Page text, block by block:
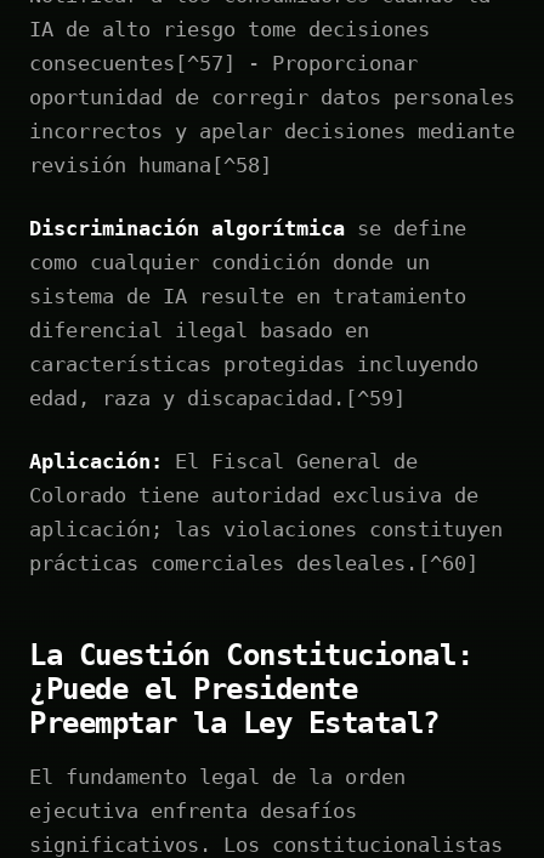
IA de alto riesgo tome decisiones
consecuentes[^57] - Proporcionar
oportunidad de corregir datos personales
incorrectos y apelar decisiones mediante
revisión humana[^58]
Discriminación algorítmica se define
como cualquier condición donde un
sistema de IA resulte en tratamiento
diferencial ilegal basado en
características protegidas incluyendo
edad, raza y discapacidad.[^59]
Aplicación:
El Fiscal General de
Colorado tiene autoridad exclusiva de
aplicación; las violaciones constituyen
prácticas comerciales desleales.[^60]
La Cuestión Constitucional:
¿Puede el Presidente
Preemptar la Ley Estatal?
El fundamento legal de la orden
ejecutiva enfrenta desafíos
significativos. Los constitucionalistas